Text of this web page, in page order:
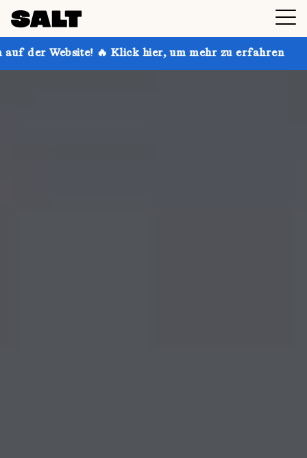
🔥 Klick hier, um mehr zu erfahren Hol dir bis zu